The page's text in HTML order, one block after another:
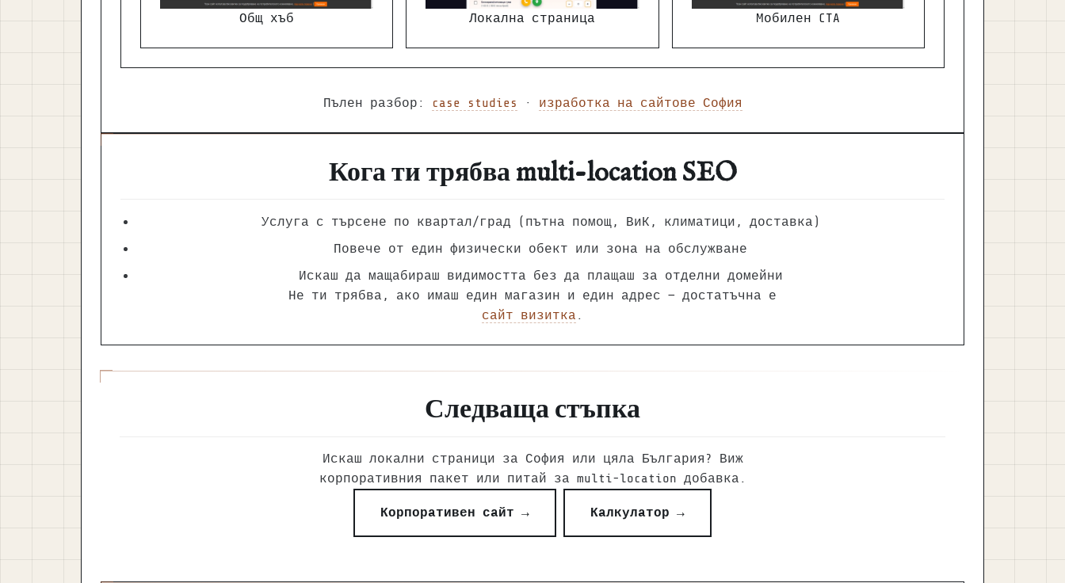
Общ хъб Локална страница Мобилен CTA
Пълен разбор: case studies · изработка на сайтове София
Кога ти трябва multi-location SEO
Услуга с търсене по квартал/град (пътна помощ, ВиК, климатици, доставка)
Повече от един физически обект или зона на обслужване
Искаш да мащабираш видимостта без да плащаш за отделни домейни
Не ти трябва, ако имаш един магазин и един адрес — достатъчна е
сайт визитка .
Следваща стъпка
Искаш локални страници за София или цяла България? Виж
корпоративния пакет или питай за multi-location добавка.
Корпоративен сайт → Калкулатор →